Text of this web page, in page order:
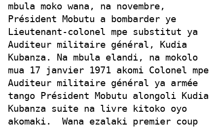
mbula moko wana, na novembre,
Président Mobutu a bombarder ye
Lieutenant-colonel mpe substitut ya
Auditeur militaire général, Kudia
Kubanza. Na mbula elandi, na mokolo
mua 17 janvier 1971 akomi Colonel mpe
Auditeur militaire général ya armée
tango Président Mobutu alongoli Kudia
Kubanza suite na livre kitoko oyo
akomaki. Wana ezalaki premier coup